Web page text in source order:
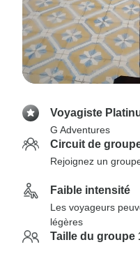
Voyagiste
G Adventures
Circuit de
Rejoignez un
Faible intensité
Les voyageurs
légères
Taille du groupe